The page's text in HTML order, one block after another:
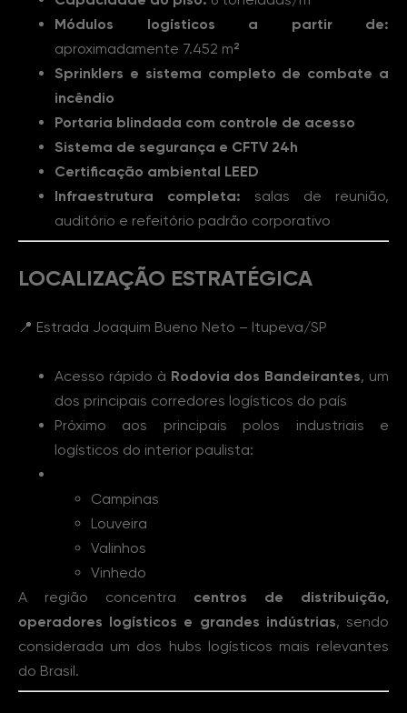
Módulos logísticos a partir de:
aproximadamente 7.452 m²
Sprinklers e sistema completo de combate a
incêndio
Portaria blindada com controle de acesso
Sistema de segurança e CFTV 24h
Certificação ambiental LEED
Infraestrutura completa: salas de reunião,
auditório e refeitório padrão corporativo
LOCALIZAÇÃO ESTRATÉGICA
📍 Estrada Joaquim Bueno Neto – Itupeva/SP
Acesso rápido à Rodovia dos Bandeirantes, um
dos principais corredores logísticos do país
Próximo aos principais polos industriais e
logísticos do interior paulista:
Campinas
Louveira
Valinhos
Vinhedo
A região concentra centros de distribuição,
operadores logísticos e grandes indústrias, sendo
considerada um dos hubs logísticos mais relevantes
do Brasil.